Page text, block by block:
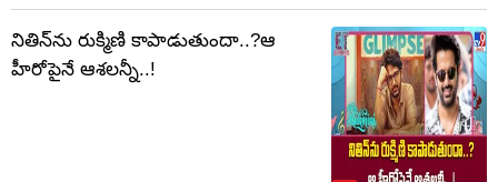
నితిన్‌ను రుక్మిణి కాపాడుతుందా..?ఆ
హీరోపైనే ఆశలన్నీ..!